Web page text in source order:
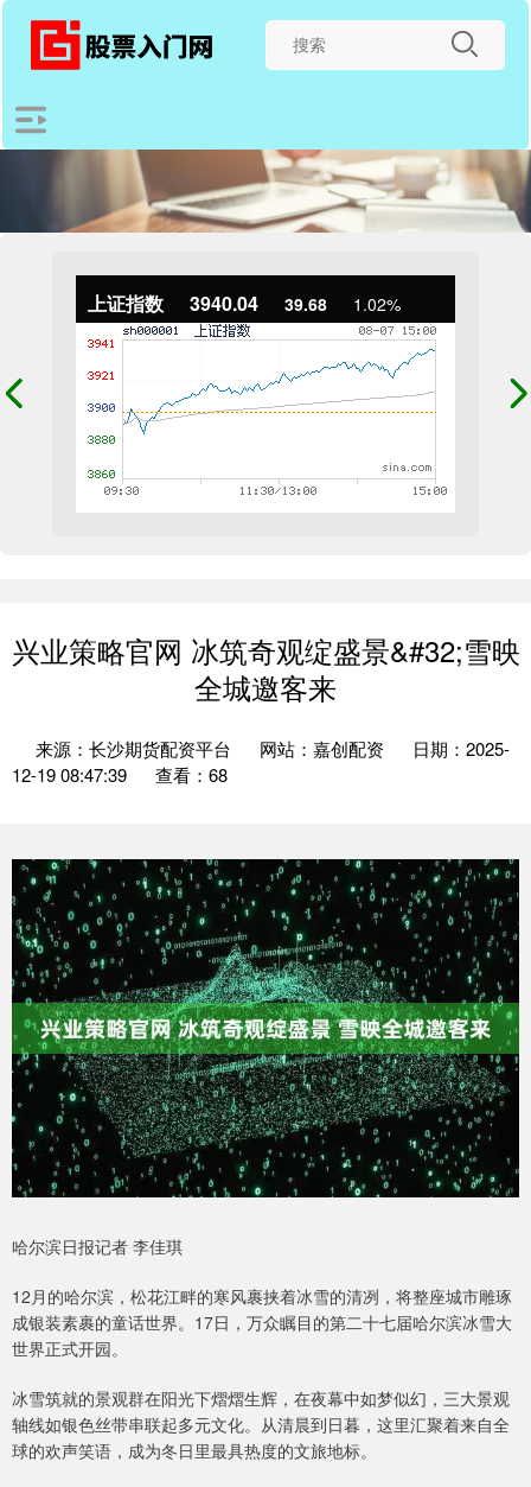
上证指数 3940.04 39.68 1.02%
兴业策略官网 冰筑奇观绽盛景&#32;雪映
全城邀客来
来源：长沙期货配资平台 网站：嘉创配资
日期：2025-
12-19 08:47:39
查看：68
哈尔滨日报记者 李佳琪
12月的哈尔滨，松花江畔的寒风裹挟着冰雪的清冽，将整座城市雕琢
成银装素裹的童话世界。17日，万众瞩目的第二十七届哈尔滨冰雪大
世界正式开园。
冰雪筑就的景观群在阳光下熠熠生辉，在夜幕中如梦似幻，三大景观
轴线如银色丝带串联起多元文化。从清晨到日暮，这里汇聚着来自全
球的欢声笑语，成为冬日里最具热度的文旅地标。